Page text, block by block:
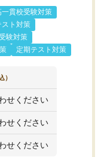
一貫校受験対策
スト対策
験対策
定期テスト対策
）
せください
せください
せください